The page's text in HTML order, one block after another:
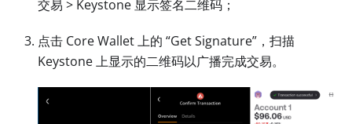
交易 > Keystone 显示签名二维码；
点击 Core Wallet 上的 “Get Signature”，扫描
Keystone 上显示的二维码以广播完成交易。